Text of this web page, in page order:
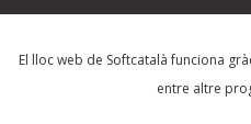
Què proposeu?
El lloc web de Softcatalà funciona
entre altre